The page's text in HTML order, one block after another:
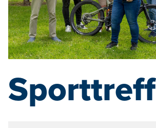
Sporttreff